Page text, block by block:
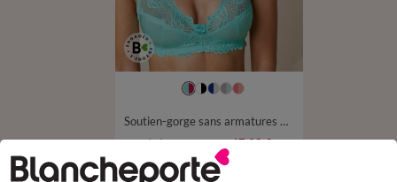
Soutien-gorge sans armatures Cerignola - lot de 2
à partir de 47,98 €
-50% dès 2 art Code 899013